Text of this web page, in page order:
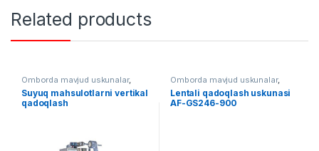
Related products
Omborda mavjud uskunalar,
Qadoqlash , Vertikal qadoqlash
Suyuq mahsulotlarni vertikal
qadoqlash
Omborda mavjud uskunalar,
Qadoqlash
Lentali qadoqlash uskunasi
AF-GS246-900